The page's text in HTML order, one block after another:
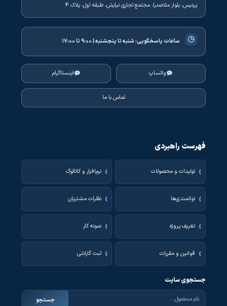
پردیس، بلوار ملاصدرا، مجتمع تجاری نیایش، طبقه اول، پلاک ۴
◷ ساعات پاسخگویی:شنبه تا پنجشنبه | ۹:۰۰ تا ۱۷:۰۰
واتساپ اینستاگرام
تماس با ما
فهرست راهبردی
تولیدات و محصولات نرم‌افزار و کاتالوگ
توانمندی‌ها نظرات مشتریان
تعریف پروژه نمونه کار
قوانین و مقررات ثبت گارانتی
جستجوی سایت
جستجو